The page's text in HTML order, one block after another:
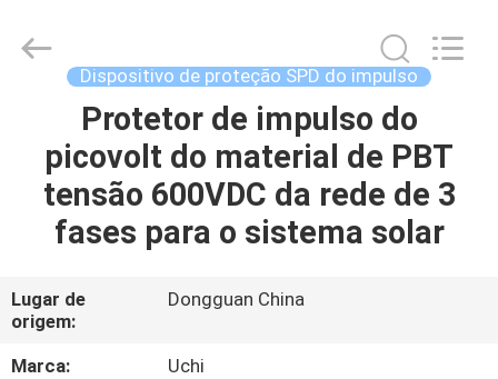
PRODUTOS
DE
VR
Electronics
Co.,Ltd.
Dispositivo de proteção SPD do impulso
Protetor de impulso do
picovolt do material de PBT
tensão 600VDC da rede de 3
fases para o sistema solar
Lugar de
origem:
Dongguan China
Marca:
Uchi